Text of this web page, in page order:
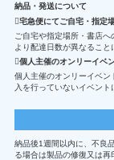
納品・発送について
宅急便にてご自宅・指定
ご自宅や指定場所・書店
より配達日数が異なること
個人主催のオンリーイベ
個人主催のオンリーイベ
入を行っていないイベント
納品後1週間以内に、不良
る場合は製品の修復又は